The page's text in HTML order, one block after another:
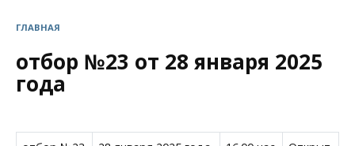
ГЛАВНАЯ
отбор №23 от 28 января 2025
года